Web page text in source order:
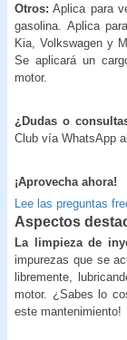
Otros: Aplica para
gasolina. Aplica
Kia, Volkswagen y
Se aplicará un
motor.
¿Dudas o
Club vía WhatsApp
¡Aprovecha ahora!
Lee las preguntas
Aspectos
La limpieza de
impurezas que se
libremente,
motor. ¿Sabes lo
este mantenimiento!